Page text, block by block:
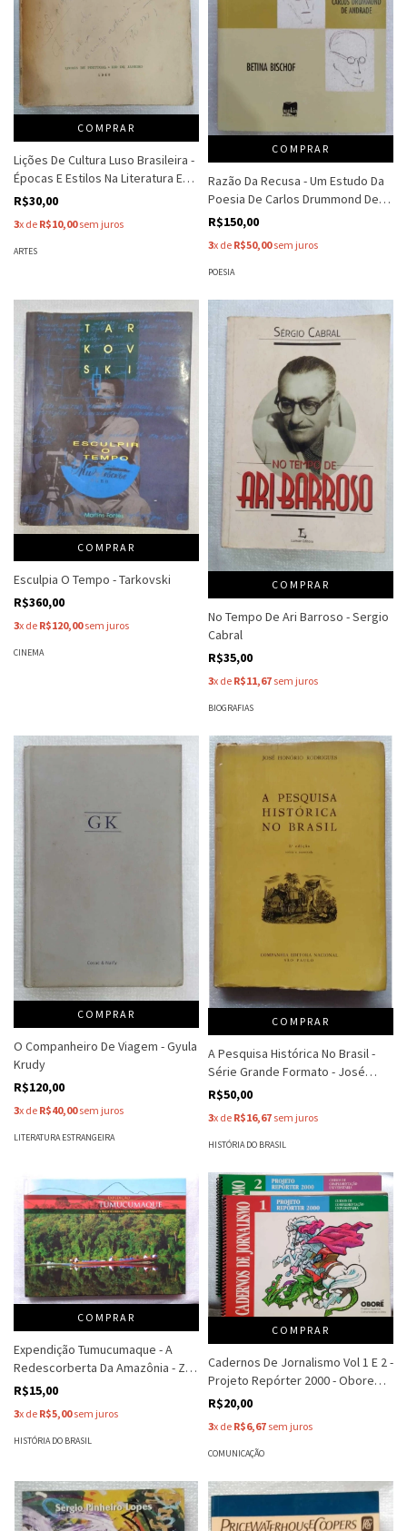
COMPRAR
Lições De Cultura Luso Brasileira -
Épocas E Estilos Na Literatura E
Nas Artes Plasticas - Hernani
R$30,00
3x de R$10,00sem juros
ARTES
COMPRAR
Razão Da Recusa - Um Estudo Da
Poesia De Carlos Drummond De
Andrade - Betina Bischof
R$150,00
3x de R$50,00sem juros
POESIA
COMPRAR
Esculpia O Tempo - Tarkovski
R$360,00
3x de R$120,00sem juros
CINEMA
COMPRAR
No Tempo De Ari Barroso - Sergio
Cabral
R$35,00
3x de R$11,67 sem juros
BIOGRAFIAS
COMPRAR
O Companheiro De Viagem - Gyula
Krudy
R$120,00
3x de R$40,00sem juros
LITERATURA ESTRANGEIRA
COMPRAR
A Pesquisa Histórica No Brasil -
Série Grande Formato - José
Honório Rodrigues
R$50,00
3x de R$16,67 sem juros
HISTÓRIA DO BRASIL
COMPRAR
Expendição Tumucumaque - A
Redescorberta Da Amazônia - Zig
Koch
R$15,00
3x de R$5,00sem juros
HISTÓRIA DO BRASIL
COMPRAR
Cadernos De Jornalismo Vol 1 E 2 -
Projeto Repórter 2000 - Obore
Pro. Espc. Comunicações E Artes
R$20,00
3x de R$6,67 sem juros
COMUNICAÇÃO